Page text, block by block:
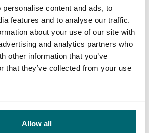
content and ads, to
features and to analyse our traffic.
about your use of our site with
and analytics partners who
other information that you’ve
that they’ve collected from your use
Allow all
zowel voor de tent als de
huizen aan het water. Ook
een groep vind ik geweldig, dit
zelfs 2 keer op pad met zijn
Ruime keuze aan